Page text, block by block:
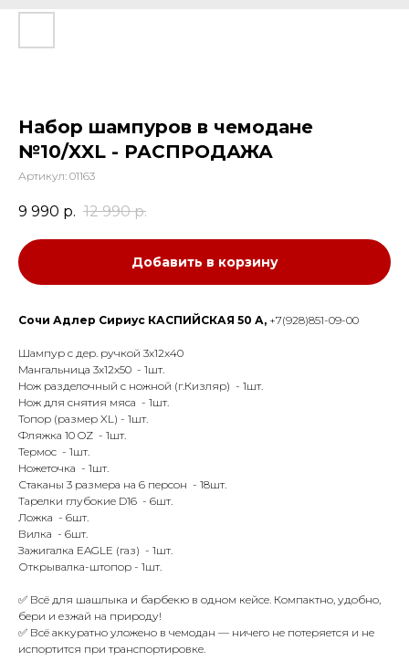
Набор шампуров в чемодане
№10/XXL - РАСПРОДАЖА
Артикул: 01163
9 990 р. 12 990 р.
Добавить в корзину
Сочи Адлер Сириус КАСПИЙСКАЯ 50 А, +7(928)851-09-00
Шампур с дер. ручкой 3х12х40
Мангальница 3х12х50 - 1шт.
Нож разделочный с ножной (г.Кизляр) - 1шт.
Нож для снятия мяса - 1шт.
Топор (размер XL) - 1шт.
Фляжка 10 OZ - 1шт.
Термос - 1шт.
Ножеточка - 1шт.
Стаканы 3 размера на 6 персон - 18шт.
Тарелки глубокие D16 - 6шт.
Ложка - 6шт.
Вилка - 6шт.
Зажигалка EAGLE (газ) - 1шт.
Открывалка-штопор - 1шт.
✅ Всё для шашлыка и барбекю в одном кейсе. Компактно, удобно,
бери и езжай на природу!
✅ Всё аккуратно уложено в чемодан — ничего не потеряется и не
испортится при транспортировке.